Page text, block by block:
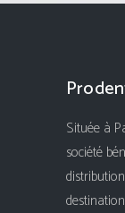
Située à
société